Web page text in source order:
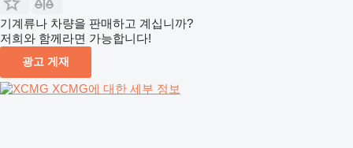
기계류나 차량을 판매하고 계십니까?
저희와 함께라면 가능합니다!
광고 게재
XCMG에 대한 세부 정보